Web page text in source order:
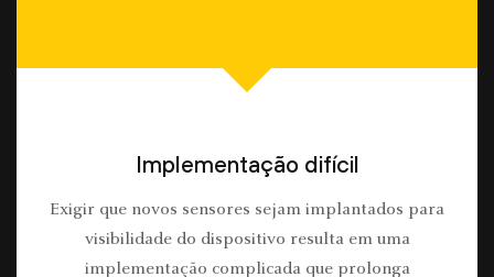
Implementação difícil
Exigir que novos sensores sejam implantados para
visibilidade do dispositivo resulta em uma
implementação complicada que prolonga